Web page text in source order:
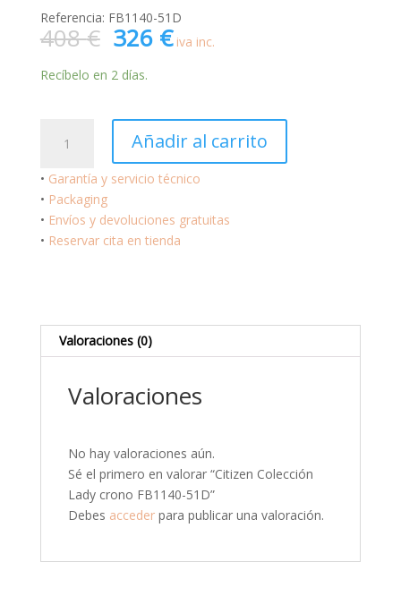
Referencia: FB1140-51D
408€ El
precio
original
408 €.
326 €El
precio
326 €.
iva inc.
Recíbelo en 2 días.
Colección
FB1140-
Añadir al carrito
• Garantía y servicio técnico
• Packaging
• Envíos y devoluciones gratuitas
• Reservar cita en tienda
Valoraciones (0)
Valoraciones
No hay valoraciones aún.
Sé el primero en valorar “Citizen Colección
Lady crono FB1140-51D”
Debes accederpara publicar una valoración.